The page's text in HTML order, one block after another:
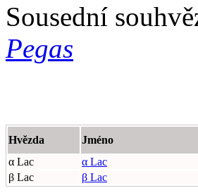
Sousední
Pegas
Hvězda Jméno
α Lac
α Lac
β Lac
β Lac